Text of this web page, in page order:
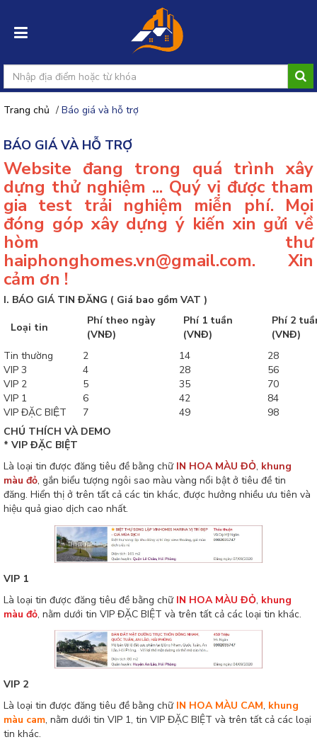
nhập
Đăng
ký
Đăng
tin
rao
Trang chủ / Báo giá và hỗ trợ
BÁO GIÁ VÀ HỖ TRỢ
Website đang trong quá trình xây
dựng thử nghiệm ... Quý vị được tham
gia test trải nghiệm miễn phí. Mọi
đóng góp xây dựng ý kiến xin gửi về
hòm thư
haiphonghomes.vn@gmail.com. Xin
cảm ơn !
I. BÁO GIÁ TIN ĐĂNG ( Giá bao gồm VAT )
Loại tin
Phí theo ngày
(VNĐ)
Phí 1 tuần
(VNĐ)
Phí 2
(VNĐ)
Tin thường
2 14
28
VIP 3
4 28
56
VIP 2
5 35
70
VIP 1
6 42
84
VIP ĐẶC BIỆT
7 49
98
CHÚ THÍCH VÀ DEMO
* VIP ĐẶC BIỆT
Là loại tin được đăng tiêu đề bằng chữ IN HOA MÀU ĐỎ, khung
màu đỏ, gắn biểu tượng ngôi sao màu vàng nổi bật ở tiêu đề tin
đăng. Hiển thị ở trên tất cả các tin khác, được hưởng nhiều ưu tiên và
hiệu quả giao dịch cao nhất.
VIP 1
Là loại tin được đăng tiêu đề bằng chữ IN HOA MÀU ĐỎ, khung
màu đỏ, nằm dưới tin VIP ĐẶC BIỆT và trên tất cả các loại tin khác.
VIP 2
Là loại tin được đăng tiêu đề bằng chữ IN HOA MÀU CAM, khung
màu cam, nằm dưới tin VIP 1, tin VIP ĐẶC BIỆT và trên tất cả các loại
tin khác.